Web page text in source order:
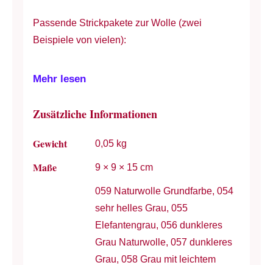
Passende Strickpakete zur Wolle (zwei
Beispiele von vielen):
Mehr lesen
Zusätzliche Informationen
Gewicht 0,05 kg
Maße 9 × 9 × 15 cm
059 Naturwolle Grundfarbe, 054
sehr helles Grau, 055
Elefantengrau, 056 dunkleres
Grau Naturwolle, 057 dunkleres
Grau, 058 Grau mit leichtem